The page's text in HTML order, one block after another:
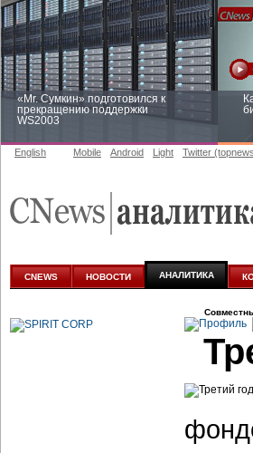
«Mr. Сумкин» подготовился к
прекращению поддержки
WS2003
аналитике
English Mobile Android Light Twitter
CNEWS НОВОСТИ АНАЛИТИКА